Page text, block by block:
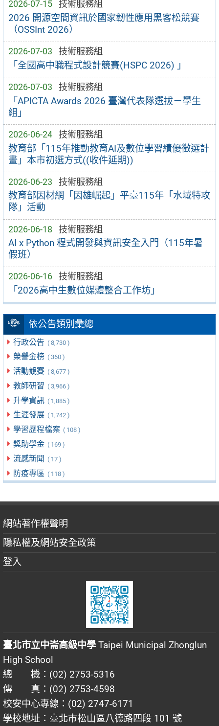
2026-07-15 技術服務組
2026 開源空間資訊於國家韌性應用黑客松競賽
（OSSInt 2026）
2026-07-03 技術服務組
「全國高中職程式設計競賽(HSPC 2026) 」
2026-07-03 技術服務組
「APICTA Awards 2026 臺灣代表隊選拔－學生
組」
2026-06-24 技術服務組
教育部「115年推動教育AI及數位學習績優徵選計
畫」本市初選方式((收件延期))
2026-06-23 技術服務組
教育部因材網「因雄崛起」平臺115年「水域特攻
隊」活動
2026-06-18 技術服務組
AI x Python 程式開發與資訊安全入門（115年暑
假班）
2026-06-16 技術服務組
「2026高中生數位媒體整合工作坊」
依公告類別彙總
行政公告 ( 8,730 )
榮譽金榜 ( 360 )
活動競賽 ( 8,677 )
教師研習 ( 3,966 )
升學資訊 ( 1,885 )
生涯發展 ( 1,742 )
學習歷程檔案 ( 108 )
獎助學金 ( 169 )
流感新聞 ( 17 )
防疫專區 ( 118 )
網站著作權聲明
隱私權及網站安全政策
登入
臺北市立中崙高級中學 Taipei Municipal Zhonglun
High School
總 機：(02) 2753-5316
傳 真：(02) 2753-4598
校安中心專線：(02) 2747-6171
學校地址：臺北市松山區八德路四段 101 號